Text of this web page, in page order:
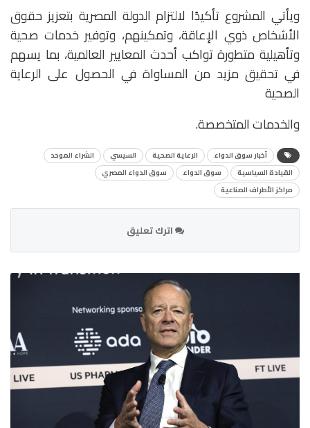
ويأتي المشروع تأكيدًا لالتزام الدولة المصرية بتعزيز حقوق
الأشخاص ذوي الإعاقة، وتمكينهم، وتوفير خدمات صحية
وتأهيلية متطورة تواكب أحدث المعايير العالمية، بما يسهم
في تحقيق مزيد من المساواة في الحصول على الرعاية
الصحية
والخدمات المتخصصة.
أخبار سوق الدواء الرعاية الصحية السيسي
الشراء الموحد
القيادة السياسية
سوق الدواء
سوق الدواء المصري
مراكز الأطراف الصناعية
اترك تعليق